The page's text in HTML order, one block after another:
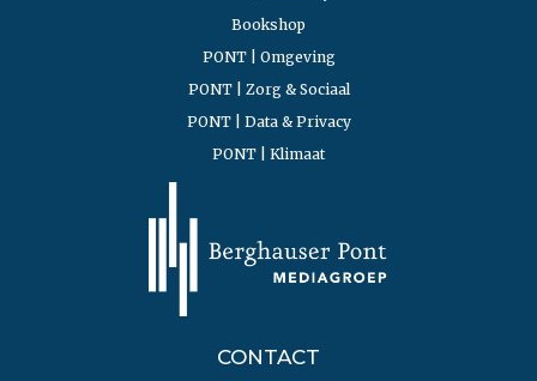
Bookshop
PONT | Omgeving
PONT | Zorg & Sociaal
PONT | Data & Privacy
PONT | Klimaat
CONTACT